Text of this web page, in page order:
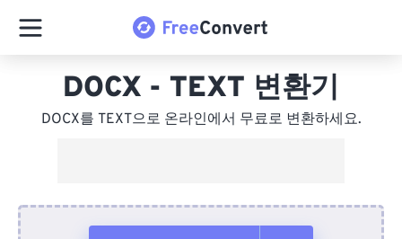
DOCX - TEXT 변환기
DOCX를 TEXT으로 온라인에서 무료로 변환하세요.